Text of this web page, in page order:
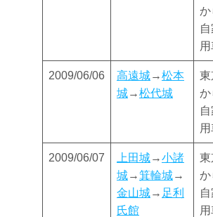
か
2009/06/06 高遠城→松本
城→松代城
東
か
2009/06/07 上田城→小諸
城→箕輪城→
金山城→ 足利
氏館
東
か